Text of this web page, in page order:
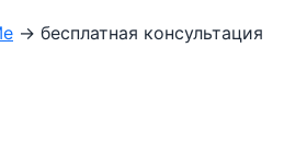
→ бесплатная консультация